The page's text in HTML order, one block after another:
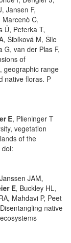
Jansen F,
Marcenò C,
Ü, Peterka T,
Šibíková M, Šilc
G, van der Plas F,
of
geographic range
native floras. P
E, Plieninger T
vegetation
of the
JAM,
E, Buckley HL,
Mahdavi P, Peet
native